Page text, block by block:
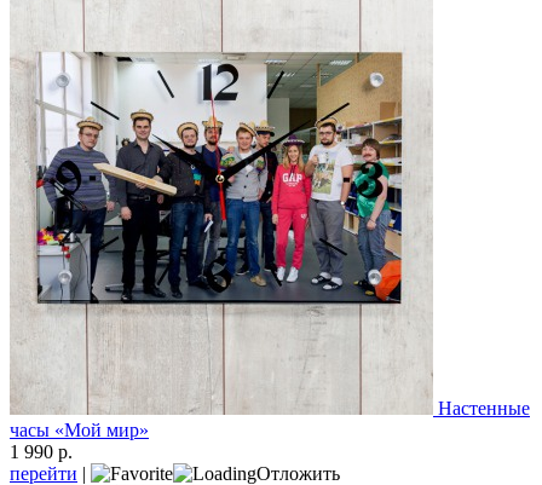
Настенные
часы «Мой мир»
1 990 р.
перейти | Отложить